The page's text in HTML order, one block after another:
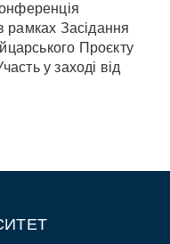
рамках Засідання
Проєкту
у заході від